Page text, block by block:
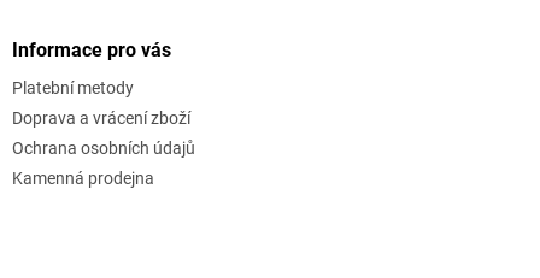
Informace pro vás
Platební metody
Doprava a vrácení zboží
Ochrana osobních údajů
Kamenná prodejna